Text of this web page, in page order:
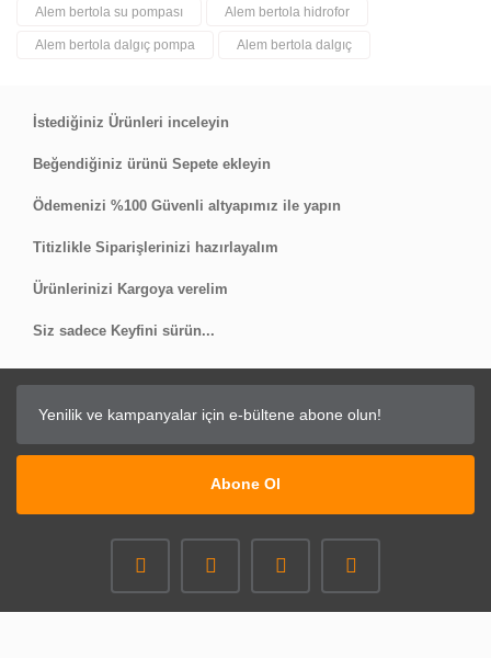
Yorum Yaz
Alem bertola su pompası Alem bertola hidrofor
Alem bertola dalgıç pompa Alem bertola dalgıç
İstediğiniz Ürünleri inceleyin
Beğendiğiniz ürünü Sepete ekleyin
Ödemenizi %100 Güvenli altyapımız ile yapın
Titizlikle Siparişlerinizi hazırlayalım
Ürünlerinizi Kargoya verelim
Siz sadece Keyfini sürün...
Abone Ol